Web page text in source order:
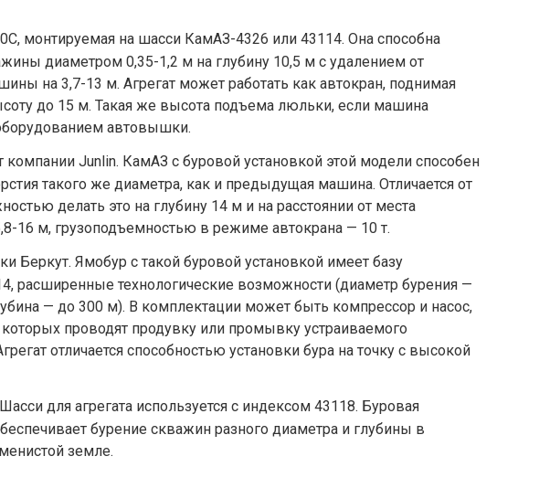
монтируемая на шасси КамАЗ-4326 или 43114. Она способна
диаметром 0,35-1,2 м на глубину 10,5 м с удалением от
на 3,7-13 м. Агрегат может работать как автокран, поднимая
до 15 м. Такая же высота подъема люльки, если машина
автовышки.
компании Junlin. КамАЗ с буровой установкой этой модели способен
такого же диаметра, как и предыдущая машина. Отличается от
делать это на глубину 14 м и на расстоянии от места
16 м, грузоподъемностью в режиме автокрана — 10 т.
Беркут. Ямобур с такой буровой установкой имеет базу
расширенные технологические возможности (диаметр бурения —
— до 300 м). В комплектации может быть компрессор и насос,
проводят продувку или промывку устраиваемого
отличается способностью установки бура на точку с высокой
для агрегата используется с индексом 43118. Буровая
бурение скважин разного диаметра и глубины в
земле.